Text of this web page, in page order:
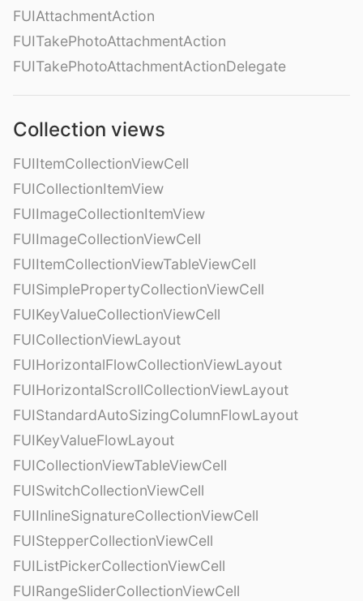
FUIAttachmentAction
FUITakePhotoAttachmentAction
FUITakePhotoAttachmentActionDelegate
Collection views
FUIItemCollectionViewCell
FUICollectionItemView
FUIImageCollectionItemView
FUIImageCollectionViewCell
FUIItemCollectionViewTableViewCell
FUISimplePropertyCollectionViewCell
FUIKeyValueCollectionViewCell
FUICollectionViewLayout
FUIHorizontalFlowCollectionViewLayout
FUIHorizontalScrollCollectionViewLayout
FUIStandardAutoSizingColumnFlowLayout
FUIKeyValueFlowLayout
FUICollectionViewTableViewCell
FUISwitchCollectionViewCell
FUIInlineSignatureCollectionViewCell
FUIStepperCollectionViewCell
FUIListPickerCollectionViewCell
FUIRangeSliderCollectionViewCell